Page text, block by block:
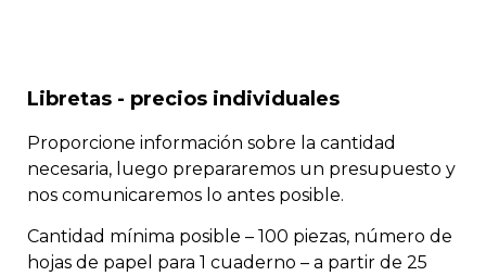
Libretas - precios individuales
Proporcione información sobre la cantidad
necesaria, luego prepararemos un presupuesto y
nos comunicaremos lo antes posible.
Cantidad mínima posible – 100 piezas, número de
hojas de papel para 1 cuaderno – a partir de 25